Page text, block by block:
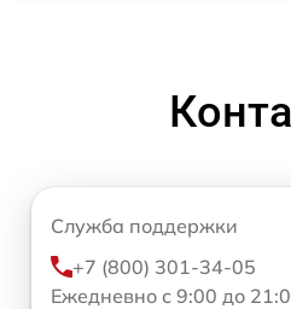
Служба поддержки
+7 (800) 301-34-05
Ежедневно с 9:00 до